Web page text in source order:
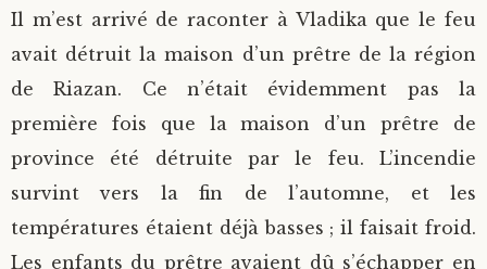
Il m’est arrivé de raconter à Vladika que le feu
avait détruit la maison d’un prêtre de la région
de Riazan. Ce n’était évidemment pas la
première fois que la maison d’un prêtre de
province été détruite par le feu. L’incendie
survint vers la fin de l’automne, et les
températures étaient déjà basses ; il faisait froid.
Les enfants du prêtre avaient dû s’échapper en